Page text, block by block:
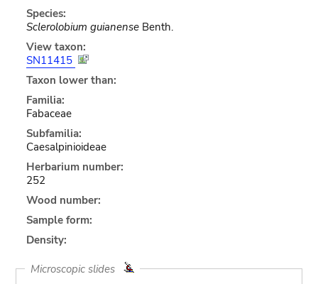
Species:
Sclerolobium guianenseBenth.
View taxon:
SN11415
Taxon lower than:
Familia:
Fabaceae
Subfamilia:
Caesalpinioideae
Herbarium number:
252
Wood number:
Sample form:
Density:
Microscopic slides